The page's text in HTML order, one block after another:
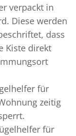
verpackt in
Diese werden
dass
Kiste direkt
für
zeitig
für